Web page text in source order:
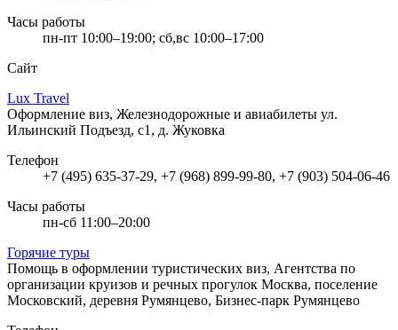
Часы работы
пн-пт 10:00–19:00; сб,вс 10:00–17:00
Сайт
Lux Travel
Оформление виз, Железнодорожные и авиабилеты ул.
Ильинский Подъезд, с1, д. Жуковка
Телефон
+7 (495) 635-37-29, +7 (968) 899-99-80, +7 (903) 504-06-46
Часы работы
пн-сб 11:00–20:00
Горячие туры
Помощь в оформлении туристических виз, Агентства по
организации круизов и речных прогулок Москва, поселение
Московский, деревня Румянцево, Бизнес-парк Румянцево